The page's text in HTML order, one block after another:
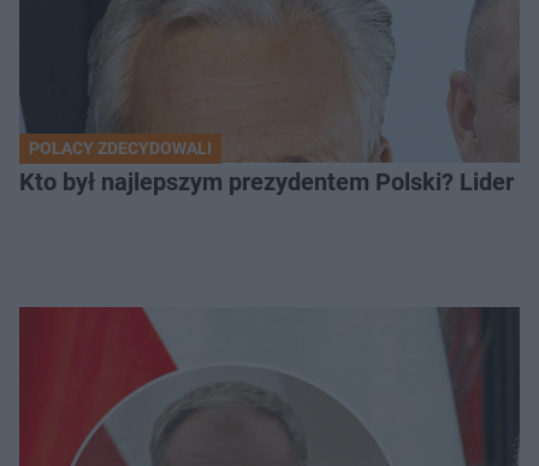
POLACY ZDECYDOWALI
Kto był najlepszym prezydentem Polski? Lider